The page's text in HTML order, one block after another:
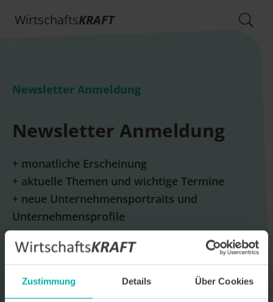
Zustimmung Details Über Cookies
WirtschaftsKRAFT
Newsletter Anmeldung
Newsletter Anmeldung
+ monatliche Erscheinung
+ aktuelle Themen und wichtige Termine
+ neue Unternehmensportraits und
Unternehmensprofile
E-Mail *